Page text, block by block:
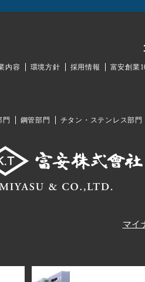
内容 環境方針 採用情報 富安創業
門 鋼管部門 チタン・ステンレス部門
マイ